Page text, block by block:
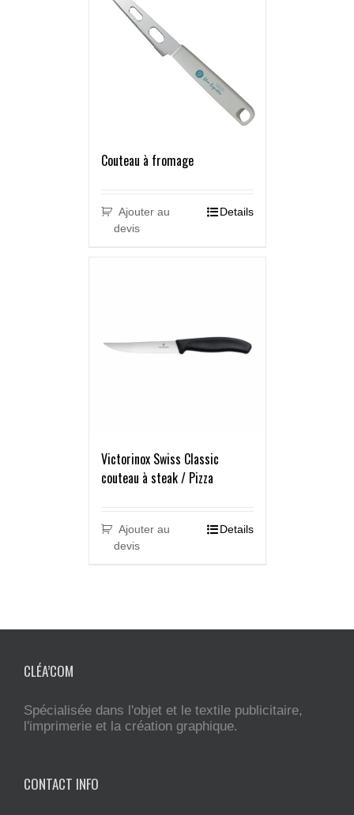
Couteau à fromage
Ajouter au
devis
Details
Victorinox Swiss Classic
couteau à steak / Pizza
Ajouter au
devis
Details
CLÉA’COM
Spécialisée dans l'objet et le textile publicitaire,
l'imprimerie et la création graphique.
CONTACT INFO